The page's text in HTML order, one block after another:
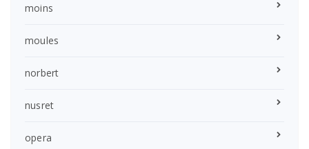
moins
moules
norbert
nusret
opera